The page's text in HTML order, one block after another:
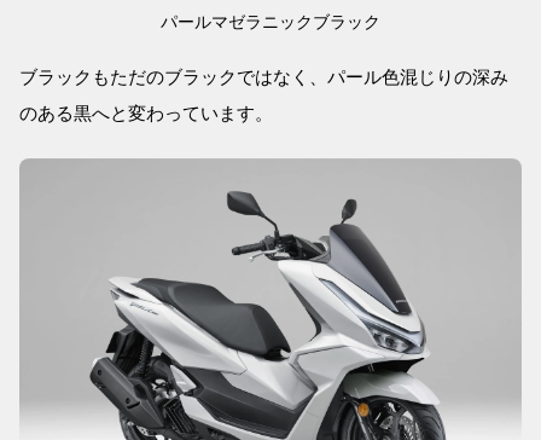
パールマゼラニックブラック
ブラックもただのブラックではなく、パール色混じりの深み
のある黒へと変わっています。